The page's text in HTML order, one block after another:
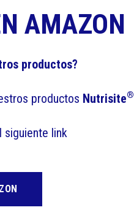
AMAZON
productos?
productos Nutrisite®
siguiente link